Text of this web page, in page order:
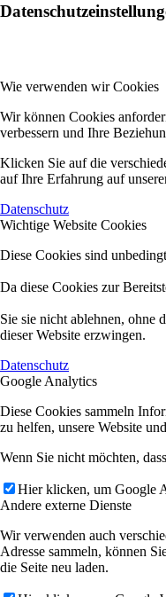
Wie verwenden wir Cookies
Wir können Cookies
verbessern und Ihre
Klicken Sie auf die
auf Ihre Erfahrung auf
Datenschutz
Wichtige Website Cookies
Diese Cookies sind
Da diese Cookies zur
Sie sie nicht ablehnen, ohne
dieser Website erzwingen.
Datenschutz
Google Analytics
Diese Cookies sammeln
zu helfen, unsere Website
Wenn Sie nicht möchten,
Hier klicken, um Google
Andere externe Dienste
Wir verwenden auch
Adresse sammeln, können
die Seite neu laden.